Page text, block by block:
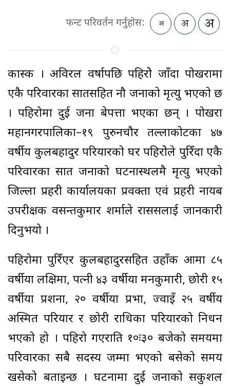
फन्ट परिवर्तन गर्नुहोस:
कास्की । अविरल वर्षापछि पहिरोे जाँदा पोखरामा
एकै परिवारका सातसहित नौ जनाको मृत्यु भएको छ
। पहिरोमा दुई जना बेपत्ता भएका छन् । पोखरा
महानगरपालिका–१९ पुरुनचौर तल्लाकोटका ४७
वर्षीय कुलबहादुर परियारको घर पहिरोेले पुरिँदा एकै
परिवारका सात जनाको घटनास्थलमै मृत्यु भएको
जिल्ला प्रहरी कार्यालयका प्रवक्ता एवं प्रहरी नायब
उपरीक्षक वसन्तकुमार शर्माले राससलाई जानकारी
दिनुभयो ।
पहिरोमा पुरिँएर कुलबहादुरसहित उहाँकी आमा ८५
वर्षीया लक्षिमा, पत्नी ४३ वर्षीया मनकुमारी, छोरी १५
वर्षीया प्रशना, २० वर्षीया प्रभा, ज्वाइँ २५ वर्षीय
अस्मित परियार र छोरी राधिका परियारको निधन
भएको हो । पहिरो गएराति १०ः३० बजेको समयमा
परिवारका सबै सदस्य जम्मा भएको बसेको समय
खसेको बताइन्छ । घटनामा दुई जनाको सकुशल